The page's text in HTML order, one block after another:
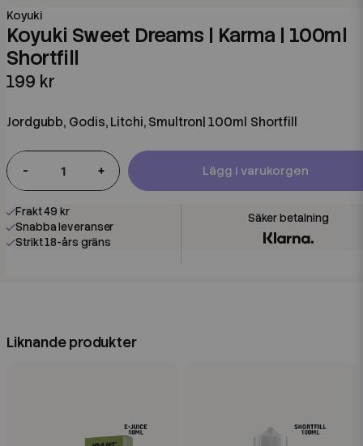
Koyuki
Koyuki Sweet Dreams | Karma | 100ml
Shortfill
199 kr
Jordgubb, Godis, Litchi, Smultron| 100ml Shortfill
- + Lägg i varukorgen
Frakt 49 kr
Snabba leveranser
Strikt 18-års gräns
Liknande produkter